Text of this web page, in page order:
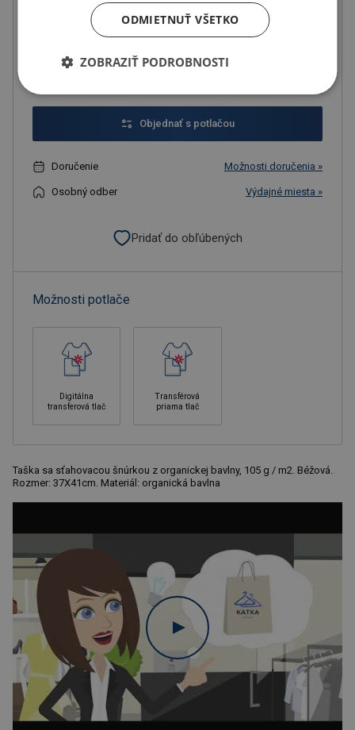
U partnera 8460 ks môžete mať 12.8. až 18.8.
Objednať s potlačou
Doručenie Možnosti doručenia »
Osobný odber Výdajné miesta »
Pridať do obľúbených
Možnosti potlače
Digitálna
transferová tlač
Transférová
priama tlač
Taška sa sťahovacou šnúrkou z organickej bavlny, 105 g / m2. Béžová.
Rozmer: 37X41cm. Materiál: organická bavlna
ODMIETNUŤ VŠETKO
ZOBRAZIŤ PODROBNOSTI